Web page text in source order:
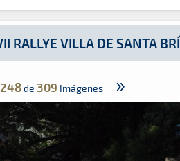
RALLYE VILLA DE SANTA
248de 309 Imágenes »